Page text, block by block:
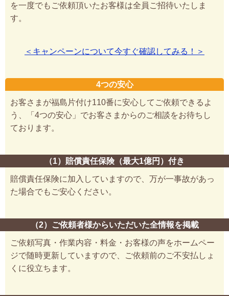
を一度でもご依頼頂いたお客様は全員ご招待いたしま
す。
＜キャンペーンについて今すぐ確認してみる！＞
4つの安心
お客さまが福島片付け110番に安心してご依頼できるよ
う、「4つの安心」でお客さまからのご相談をお待ちし
ております。
（1）賠償責任保険（最大1億円）付き
賠償責任保険に加入していますので、万が一事故があっ
た場合でもご安心ください。
（2）ご依頼者様からいただいた全情報を掲載
ご依頼写真・作業内容・料金・お客様の声をホームペー
ジで随時更新していますので、ご依頼前のご不安払しょ
くに役立ちます。